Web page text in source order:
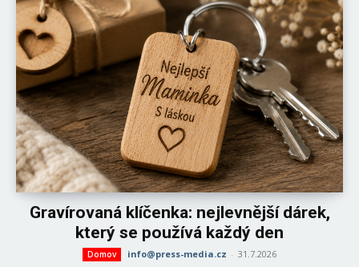
Gravírovaná klíčenka: nejlevnější dárek,
který se používá každý den
Domov info@press-media.cz - 31.7.2026